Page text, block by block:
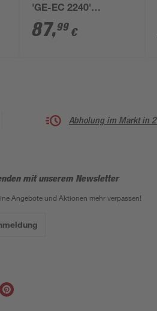
'GE-EC 2240'
rot/schwarz 40,6 cm,
2200 W
87,99 €
Abholung im Markt in
mit unserem Newsletter
Angebote und Aktionen mehr verpassen!